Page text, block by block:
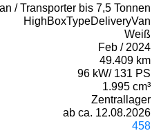
/ Transporter bis 7,5 Tonnen
HighBoxTypeDeliveryVan
Weiß
Feb / 2024
49.409 km
96 kW/ 131 PS
1.995 cm³
Zentrallager
ab ca. 12.08.2026
458